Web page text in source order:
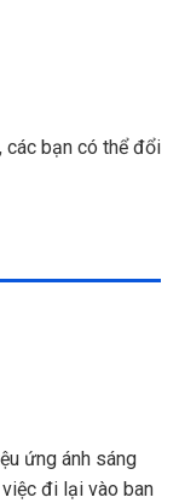
các bạn có thể đổi
ứng ánh sáng
đi lại vào ban